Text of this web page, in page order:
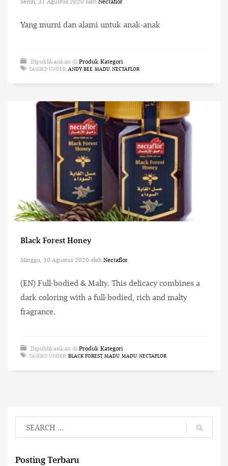
Yang murni dan alami untuk anak-anak
Dipublikasikan di Produk Kategori
TAGGED UNDER: ANDY,BEE,MADU,NECTAFLOR
Black Forest Honey
Minggu, 30 Agustus 2020 oleh Nectaflor
(EN) Full-bodied & Malty. This delicacy combines a
dark coloring with a full-bodied, rich and malty
fragrance.
Dipublikasikan di Produk Kategori
TAGGED UNDER: BLACK FOREST,MADU,MADU,NECTAFLOR
Posting Terbaru